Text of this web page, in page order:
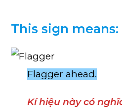
This sign means:
Flagger ahead.
Kí hiệu này có